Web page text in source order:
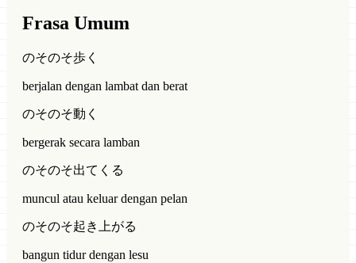
Frasa Umum
のそのそ歩く
berjalan dengan lambat dan berat
のそのそ動く
bergerak secara lamban
のそのそ出てくる
muncul atau keluar dengan pelan
のそのそ起き上がる
bangun tidur dengan lesu